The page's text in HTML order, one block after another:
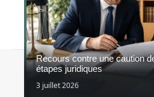
Recours contre une caution
étapes juridiques
3 juillet 2026
Accueil